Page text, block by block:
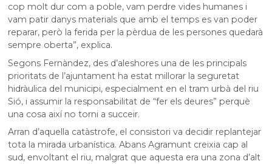
cop molt dur com a poble, vam perdre vides humanes i
vam patir danys materials que amb el temps es van poder
reparar, però la ferida per la pèrdua de les persones quedarà
sempre oberta”, explica.
Segons Fernàndez, des d’aleshores una de les principals
prioritats de l’ajuntament ha estat millorar la seguretat
hidràulica del municipi, especialment en el tram urbà del riu
Sió, i assumir la responsabilitat de “fer els deures” perquè
una cosa així no torni a succeir.
Arran d’aquella catàstrofe, el consistori va decidir replantejar
tota la mirada urbanística. Abans Agramunt creixia cap al
sud, envoltant el riu, malgrat que aquesta era una zona d’alt